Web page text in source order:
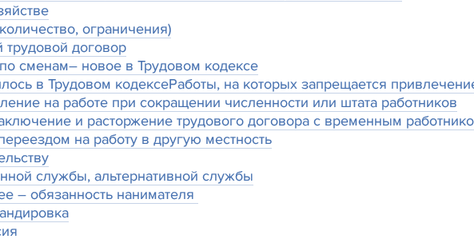
ограничения)
договор
сменам– новое в Трудовом кодексе
в Трудовом кодексеРаботы, на которых запрещается
на работе при сокращении численности или штата работников
и расторжение трудового договора с временным
на работу в другую местность
службы, альтернативной службы
– обязанность нанимателя